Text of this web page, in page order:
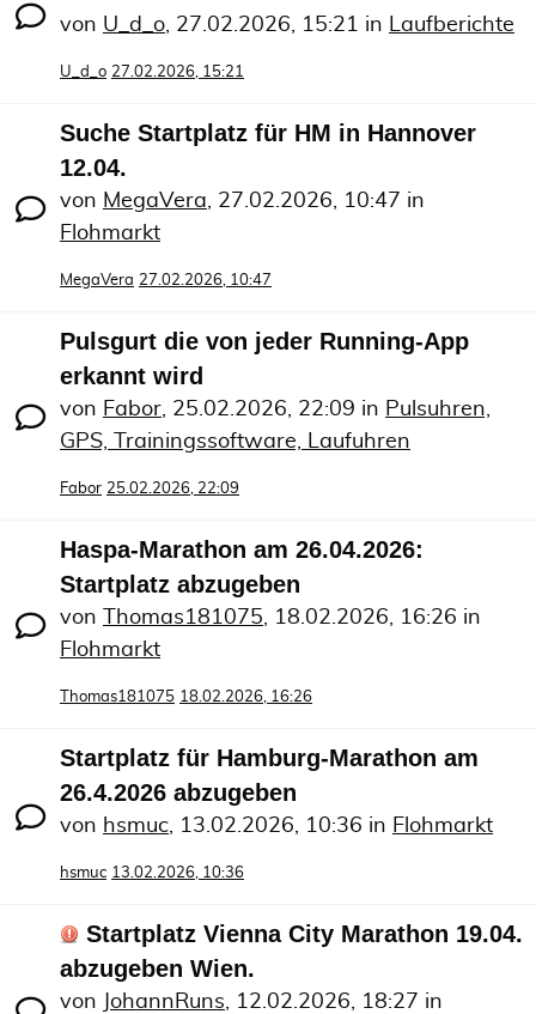
von U_d_o, 27.02.2026, 15:21 in Laufberichte
U_d_o 27.02.2026, 15:21
Suche Startplatz für HM in Hannover
12.04.
von MegaVera, 27.02.2026, 10:47 in
Flohmarkt
MegaVera 27.02.2026, 10:47
Pulsgurt die von jeder Running-App
erkannt wird
von Fabor, 25.02.2026, 22:09 in Pulsuhren,
GPS, Trainingssoftware, Laufuhren
Fabor 25.02.2026, 22:09
Haspa-Marathon am 26.04.2026:
Startplatz abzugeben
von Thomas181075, 18.02.2026, 16:26 in
Flohmarkt
Thomas181075 18.02.2026, 16:26
Startplatz für Hamburg-Marathon am
26.4.2026 abzugeben
von hsmuc, 13.02.2026, 10:36 in Flohmarkt
hsmuc 13.02.2026, 10:36
Startplatz Vienna City Marathon 19.04.
abzugeben Wien.
von JohannRuns, 12.02.2026, 18:27 in